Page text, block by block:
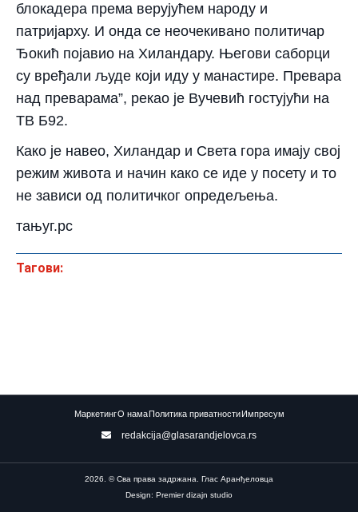
блокадера према верујућем народу и
патријарху. И онда се неочекивано политичар
Ђокић појавио на Хиландару. Његови саборци
су вређали људе који иду у манастире. Превара
над преварама”, рекао је Вучевић гостујући на
ТВ Б92.
Како је навео, Хиландар и Света гора имају свој
режим живота и начин како се иде у посету и то
не зависи од политичког опредељења.
тањуг.рс
Тагови:
МаркетингО нама Политика приватности Импресум
redakcija@glasarandjelovca.rs
2026. © Сва права задржана. Глас Аранђеловца
Design: Premier dizajn studio